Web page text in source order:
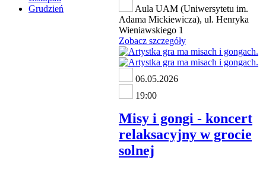
Grudzień
Aula UAM (Uniwersytetu im.
Adama Mickiewicza), ul. Henryka
Wieniawskiego 1
Zobacz szczegóły
06.05.2026
19:00
Misy i gongi - koncert
relaksacyjny w grocie
solnej